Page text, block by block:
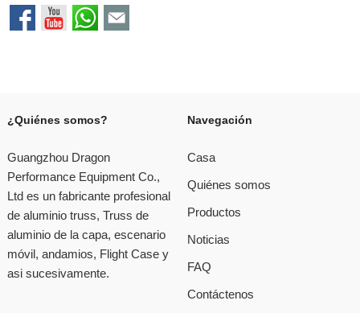
¿Quiénes somos?
Guangzhou Dragon
Performance Equipment Co.,
Ltd es un fabricante profesional
de aluminio truss, Truss de
aluminio de la capa, escenario
móvil, andamios, Flight Case y
asi sucesivamente.
Navegación
Casa
Quiénes somos
Productos
Noticias
FAQ
Contáctenos